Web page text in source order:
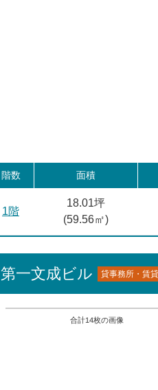
階数 面積
1階
18.01坪
(59.56㎡)
第一文成ビル 貸事務所・賃
合計14枚の画像